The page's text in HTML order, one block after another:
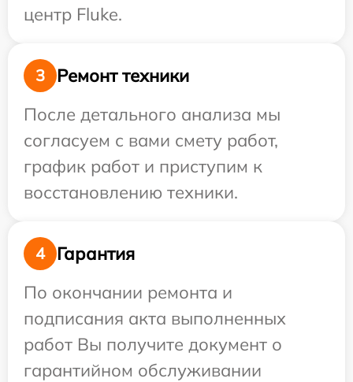
центр Fluke.
3
Ремонт техники
После детального анализа мы
согласуем с вами смету работ,
график работ и приступим к
восстановлению техники.
4
Гарантия
По окончании ремонта и
подписания акта выполненных
работ Вы получите документ о
гарантийном обслуживании